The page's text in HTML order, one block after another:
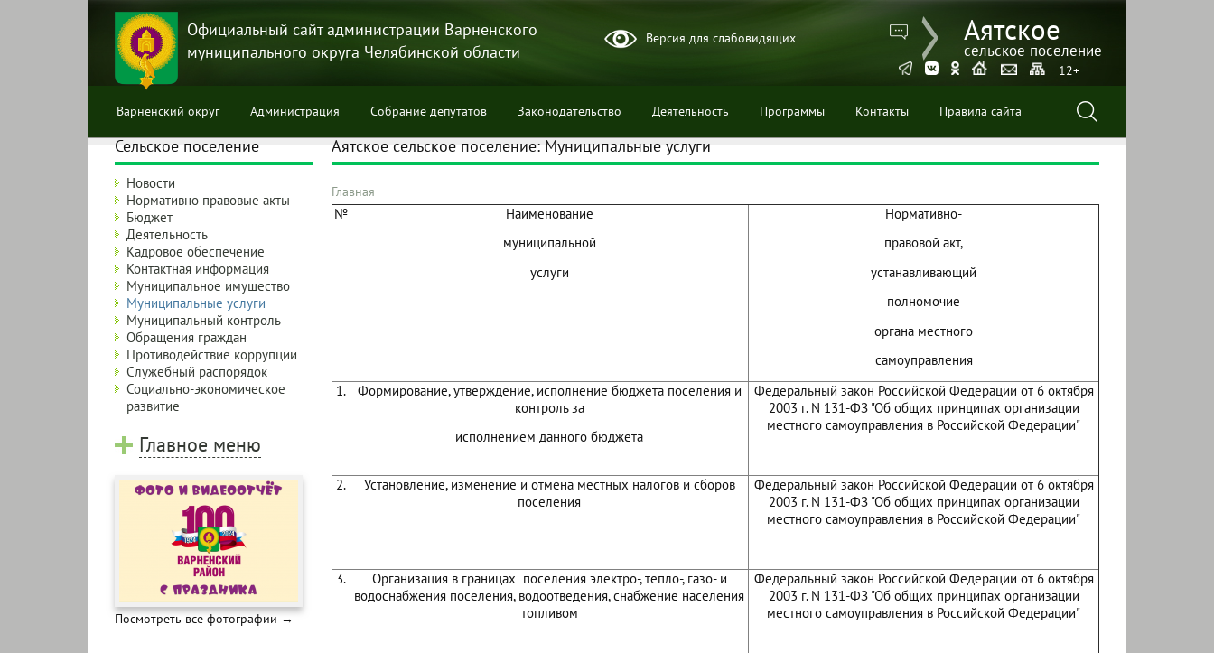
Официальный сайт администрации Варненского
муниципального округа Челябинской области
Версия для слабовидящих Аятское
сельское поселение
12+
Варненский округ Администрация Собрание депутатов Законодательство Деятельность Программы Контакты Правила сайта
Аятское сельское поселение: Муниципальные услуги
Строка
Главная
№
Наименование
муниципальной
услуги
Нормативно-
правовой акт,
устанавливающий
полномочие
органа местного
самоуправления
1.
Формирование, утверждение, исполнение бюджета поселения и
контроль за
исполнением данного бюджета
Федеральный закон Российской Федерации от 6 октября
2003 г. N 131-ФЗ "Об общих принципах организации
местного самоуправления в Российской Федерации"
2.
Установление, изменение и отмена местных налогов и сборов
поселения
Федеральный закон Российской Федерации от 6 октября
2003 г. N 131-ФЗ "Об общих принципах организации
местного самоуправления в Российской Федерации"
3.
Организация в границах поселения электро-, тепло-, газо- и
водоснабжения поселения, водоотведения, снабжение населения
топливом
Федеральный закон Российской Федерации от 6 октября
2003 г. N 131-ФЗ "Об общих принципах организации
местного самоуправления в Российской Федерации"
Сельское поселение
Новости
Нормативно правовые акты
Бюджет
Деятельность
Кадровое обеспечение
Контактная информация
Муниципальное имущество
Муниципальные услуги
Муниципальный контроль
Обращения граждан
Противодействие коррупции
Служебный распорядок
Социально-экономическое
развитие
Главное меню
Посмотреть все фотографии →